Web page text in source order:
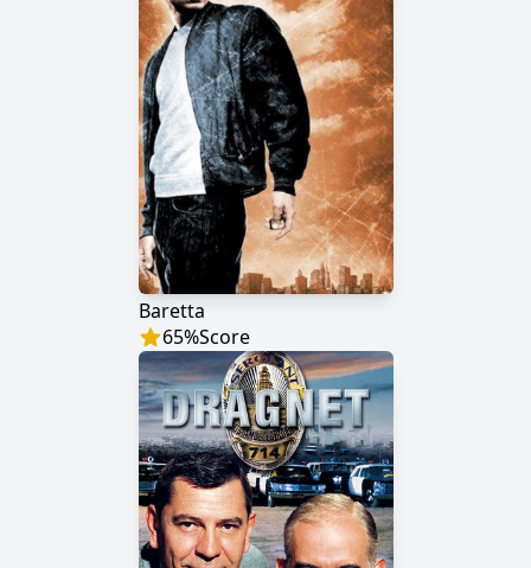
Baretta
65%Score